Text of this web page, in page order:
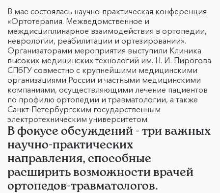
В мае состоялась научно-практическая конференция
«Ортотерапия. Межведомственное и
междисциплинарное взаимодействия в ортопедии,
неврологии, реабилитации и ортезировании».
Организаторами мероприятия выступили Клиника
высоких медицинских технологий им. Н. И. Пирогова
СПбГУ совместно с крупнейшими медицинскими
организациями России и частными медицинскими
компаниями, осуществляющими лечение пациентов
по профилю ортопедии и травматологии, а также
Санкт-Петербургским государственным
электротехническим университетом.
В фокусе обсуждений - три важных
научно-практических
направления, способные
расширить возможности врачей
ортопедов-травматологов.